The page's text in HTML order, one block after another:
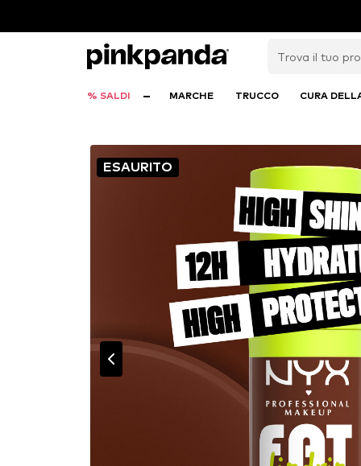
% SALDI MARCHE TRUCCO CURA
ESAURITO